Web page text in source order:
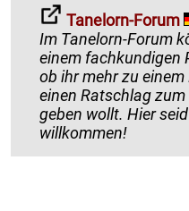
Tanelorn-Forum
Im Tanelorn-Forum
einem fachkundigen
ob ihr mehr zu einem Produkt wissen wollt¸
einen Ratschlag
geben wollt. Hier seid ihr
willkommen!